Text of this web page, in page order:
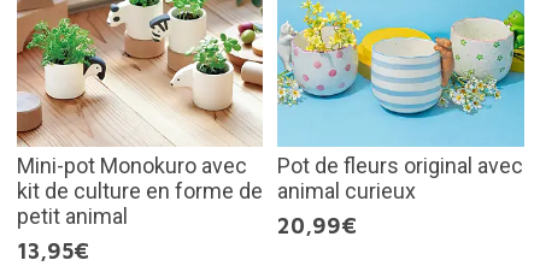
Mini-pot Monokuro avec
kit de culture en forme de
petit animal
13,95€
Pot de fleurs original avec
animal curieux
20,99€